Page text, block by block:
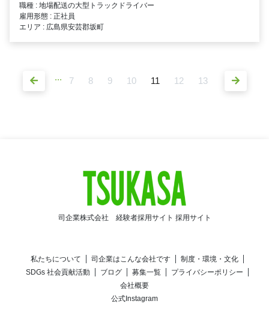
職種 : 地場配送の大型トラックドライバー
雇用形態 : 正社員
エリア : 広島県安芸郡坂町
... 7 8 9 10 11 12 13
司企業株式会社 経験者採用サイト 採用サイト
私たちについて 司企業はこんな会社です
制度・環境・文化
SDGs 社会貢献活動
ブログ 募集一覧
プライバシーポリシー
会社概要
公式Instagram